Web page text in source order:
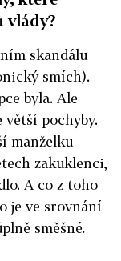
vlády?
skandálu
smích).
byla. Ale
větší pochyby.
manželku
zakuklenci,
A co z toho
je ve srovnání
směšné.